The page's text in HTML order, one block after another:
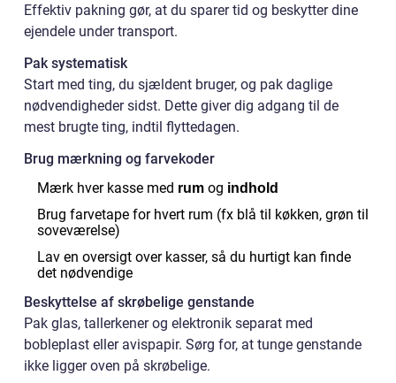
Effektiv pakning gør, at du sparer tid og beskytter dine
ejendele under transport.
Pak systematisk
Start med ting, du sjældent bruger, og pak daglige
nødvendigheder sidst. Dette giver dig adgang til de
mest brugte ting, indtil flyttedagen.
Brug mærkning og farvekoder
Mærk hver kasse med rum og indhold
Brug farvetape for hvert rum (fx blå til køkken, grøn til
soveværelse)
Lav en oversigt over kasser, så du hurtigt kan finde
det nødvendige
Beskyttelse af skrøbelige genstande
Pak glas, tallerkener og elektronik separat med
bobleplast eller avispapir. Sørg for, at tunge genstande
ikke ligger oven på skrøbelige.